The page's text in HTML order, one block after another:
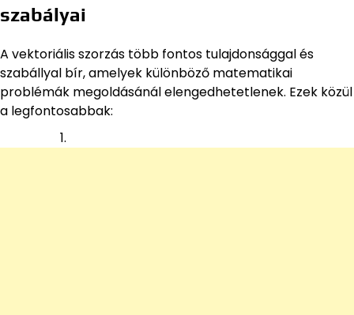
szabályai
A vektoriális szorzás több fontos tulajdonsággal és
szabállyal bír, amelyek különböző matematikai
problémák megoldásánál elengedhetetlenek. Ezek közül
a legfontosabbak: